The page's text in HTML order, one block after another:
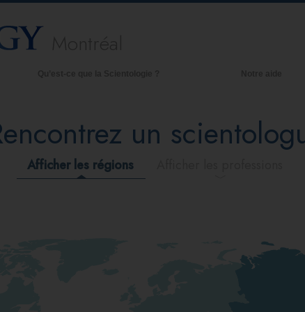
et Codes de Scientologie
scientologues et la Scientologie
un scientologue
un
Afficher les régions